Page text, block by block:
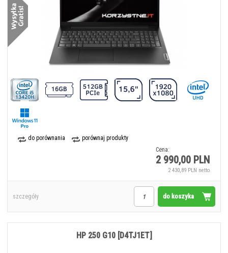
do porównania
porównaj produkty
Cena:
2 990,00 PLN
2 430,89 PLN netto
do koszyka
szczegóły
HP 250 G10 [D4TJ1ET]